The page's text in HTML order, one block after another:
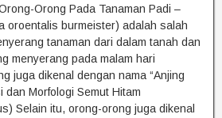
Orong Pada Tanaman Padi –
oroentalis burmeister) adalah salah
tanaman dari dalam tanah dan
menyerang pada malam hari
juga dikenal dengan nama “Anjing
dan Morfologi Semut Hitam
Selain itu, orong-orong juga dikenal